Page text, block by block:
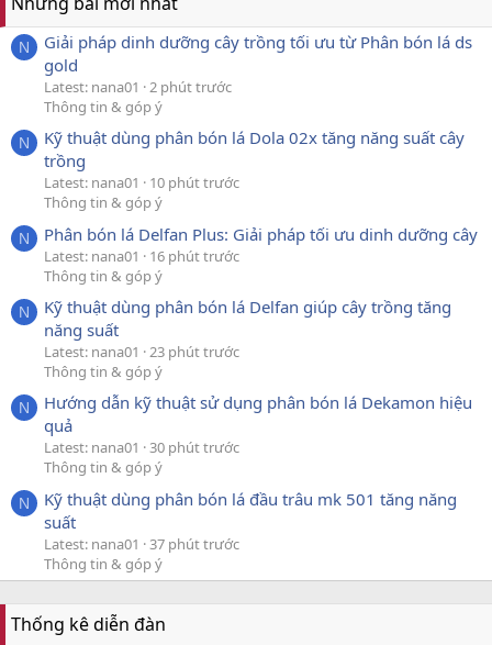
N
Giải pháp dinh dưỡng cây trồng tối ưu từ Phân bón lá ds
gold
Latest: nana01
2 phút trước
Thông tin & góp ý
N
Kỹ thuật dùng phân bón lá Dola 02x tăng năng suất cây
trồng
Latest: nana01
10 phút trước
Thông tin & góp ý
N Phân bón lá Delfan Plus: Giải pháp tối ưu dinh dưỡng cây
Latest: nana01
16 phút trước
Thông tin & góp ý
N
Kỹ thuật dùng phân bón lá Delfan giúp cây trồng tăng
năng suất
Latest: nana01
23 phút trước
Thông tin & góp ý
N
Hướng dẫn kỹ thuật sử dụng phân bón lá Dekamon hiệu
quả
Latest: nana01
30 phút trước
Thông tin & góp ý
N
Kỹ thuật dùng phân bón lá đầu trâu mk 501 tăng năng
suất
Latest: nana01
37 phút trước
Thông tin & góp ý
Thống kê diễn đàn